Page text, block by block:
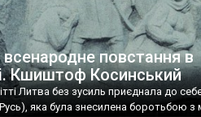
повстання в
Кшиштоф Косинський
Литва без зусиль приєднала до
яка була знесилена боротьбою з